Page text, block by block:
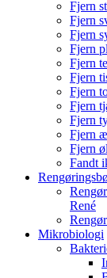
Fjern
Fjern
Fjern
Fjern
Fjern te
Fjern
Fjern
Fjern
Fjern
Fjern
Fjern øl
Fandt
René
Mikrobiologi